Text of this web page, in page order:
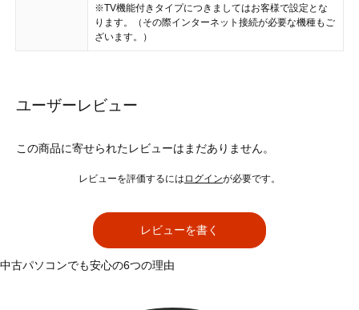
※TV機能付きタイプにつきましてはお客様で設定とな
ります。（その際インターネット接続が必要な機種もご
ざいます。）
ユーザーレビュー
この商品に寄せられたレビューはまだありません。
レビューを評価するには ログインが必要です。
レビューを書く
中古パソコンでも安心の6つの理由